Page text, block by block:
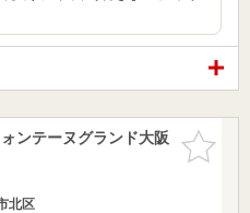
お気に入
りに追加
ンテーヌグランド大阪
北区